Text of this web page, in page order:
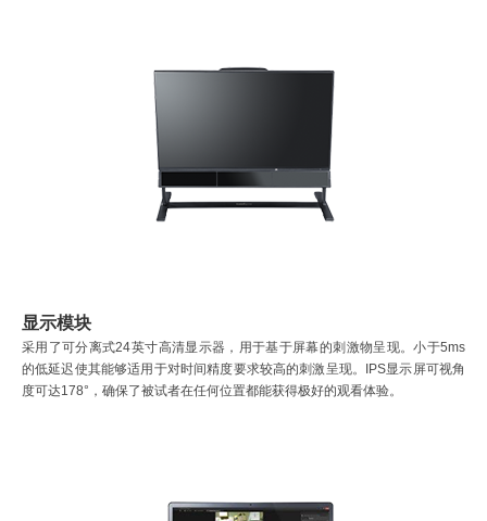
显示模块
采用了可分离式24英寸高清显示器，用于基于屏幕的刺激物呈现。小于5ms
的低延迟使其能够适用于对时间精度要求较高的刺激呈现。IPS显示屏可视角
度可达178°，确保了被试者在任何位置都能获得极好的观看体验。